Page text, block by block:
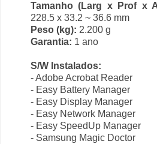
Tamanho (Larg x Prof x
228.5 x 33.2 ~ 36.6 mm
Peso (kg): 2.200 g
Garantia: 1 ano
S/W Instalados:
- Adobe Acrobat Reader
- Easy Battery Manager
- Easy Display Manager
- Easy Network Manager
- Easy SpeedUp Manager
- Samsung Magic Doctor